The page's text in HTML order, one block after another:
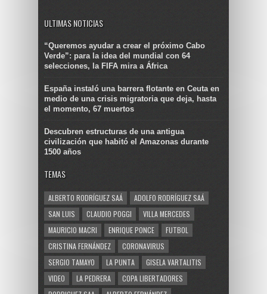
ULTIMAS NOTICIAS
“Queremos ayudar a crear el próximo Cabo
Verde”: para la idea del mundial con 64
selecciones, la FIFA mira a África
España instaló una barrera flotante en Ceuta en
medio de una crisis migratoria que deja, hasta
el momento, 67 muertos
Descubren estructuras de una antigua
civilización que habitó el Amazonas durante
1500 años
TEMAS
ALBERTO RODRÍGUEZ SAÁ
ADOLFO RODRÍGUEZ SAÁ
SAN LUIS
CLAUDIO POGGI
VILLA MERCEDES
MAURICIO MACRI
ENRIQUE PONCE
FUTBOL
CRISTINA FERNÁNDEZ
CORONAVIRUS
SERGIO TAMAYO
LA PUNTA
GISELA VARTALITIS
VIDEO
LA PEDRERA
COPA LIBERTADORES